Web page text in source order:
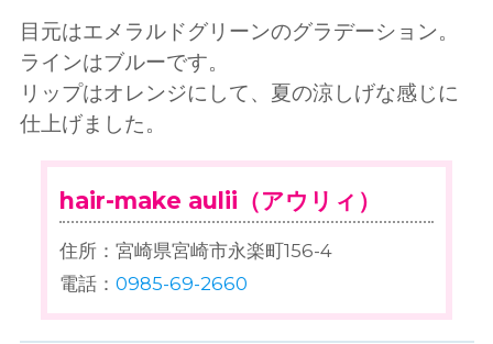
目元はエメラルドグリーンのグラデーション。
ラインはブルーです。
リップはオレンジにして、夏の涼しげな感じに
仕上げました。
hair-make aulii（アウリィ）
住所：宮崎県宮崎市永楽町156-4
電話：0985-69-2660